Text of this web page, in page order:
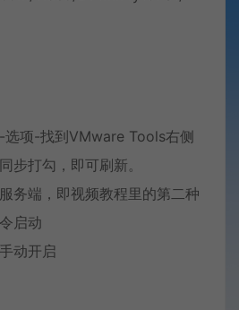
选项-找到VMware Tools右侧
步打勾，即可刷新。
务端，即视频教程里的第二种
启动
动开启